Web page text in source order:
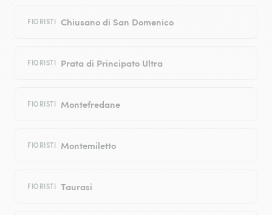
FIORISTI Chiusano di San Domenico
FIORISTI Prata di Principato Ultra
FIORISTI Montefredane
FIORISTI Montemiletto
FIORISTI Taurasi